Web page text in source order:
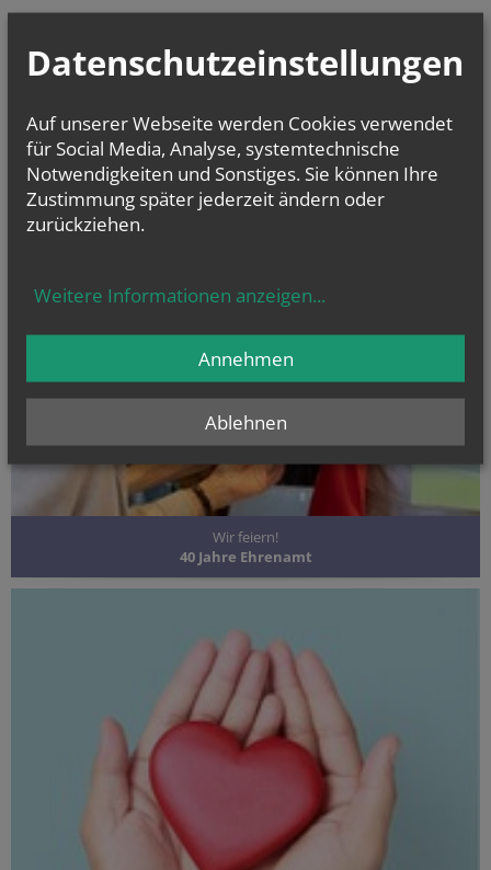
Wir feiern!
40 Jahre Ehrenamt
Datenschutzeinstellungen
Auf unserer Webseite werden Cookies verwendet
für Social Media, Analyse, systemtechnische
Notwendigkeiten und Sonstiges. Sie können Ihre
Zustimmung später jederzeit ändern oder
zurückziehen.
Weitere Informationen anzeigen...
Ablehnen
Annehmen